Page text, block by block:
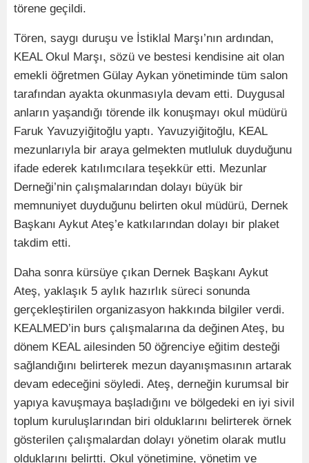
törene geçildi.
Tören, saygı duruşu ve İstiklal Marşı’nın ardından,
KEAL Okul Marşı, sözü ve bestesi kendisine ait olan
emekli öğretmen Gülay Aykan yönetiminde tüm salon
tarafından ayakta okunmasıyla devam etti. Duygusal
anların yaşandığı törende ilk konuşmayı okul müdürü
Faruk Yavuzyiğitoğlu yaptı. Yavuzyiğitoğlu, KEAL
mezunlarıyla bir araya gelmekten mutluluk duyduğunu
ifade ederek katılımcılara teşekkür etti. Mezunlar
Derneği’nin çalışmalarından dolayı büyük bir
memnuniyet duyduğunu belirten okul müdürü, Dernek
Başkanı Aykut Ateş’e katkılarından dolayı bir plaket
takdim etti.
Daha sonra kürsüye çıkan Dernek Başkanı Aykut
Ateş, yaklaşık 5 aylık hazırlık süreci sonunda
gerçekleştirilen organizasyon hakkında bilgiler verdi.
KEALMED’in burs çalışmalarına da değinen Ateş, bu
dönem KEAL ailesinden 50 öğrenciye eğitim desteği
sağlandığını belirterek mezun dayanışmasının artarak
devam edeceğini söyledi. Ateş, derneğin kurumsal bir
yapıya kavuşmaya başladığını ve bölgedeki en iyi sivil
toplum kuruluşlarından biri olduklarını belirterek örnek
gösterilen çalışmalardan dolayı yönetim olarak mutlu
olduklarını belirtti. Okul yönetimine, yönetim ve